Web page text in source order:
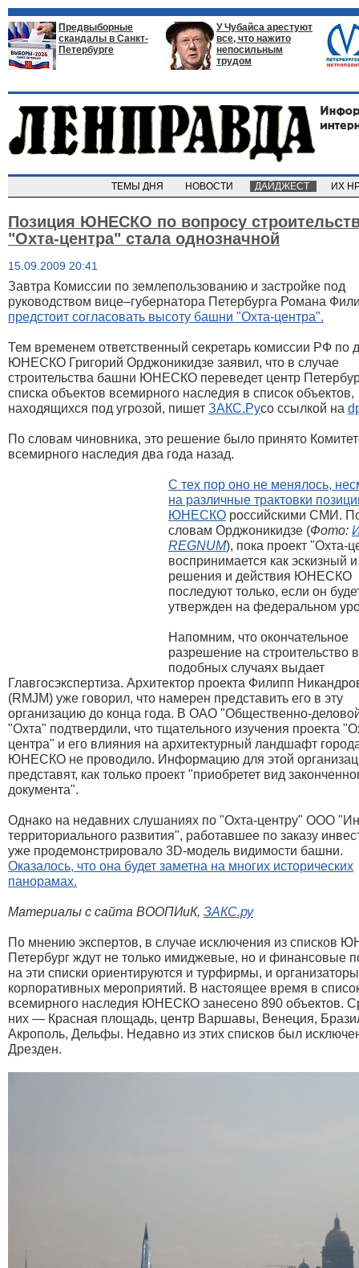
Предвыборные
скандалы в Санкт-
Петербурге
У Чубайса арестуют
все, что нажито
непосильным
трудом
ТЕМЫ ДНЯ НОВОСТИ ДАЙДЖЕСТ ИХ
Позиция ЮНЕСКО по вопросу
"Охта-центра" стала однозначной
15.09.2009 20:41
Завтра Комиссии по землепользованию и застройке под
руководством вице–губернатора Петербурга Романа
предстоит согласовать высоту башни "Охта-центра".
Тем временем ответственный секретарь комиссии РФ по
ЮНЕСКО Григорий Орджоникидзе заявил, что в случае
строительства башни ЮНЕСКО переведет центр
списка объектов всемирного наследия в список объектов,
находящихся под угрозой, пишет ЗАКС.Русо ссылкой на
По словам чиновника, это решение было принято
всемирного наследия два года назад.
С тех пор оно не менялось,
на различные трактовки
ЮНЕСКО российскими СМИ.
словам Орджоникидзе (Фото:
REGNUM), пока проект "Охта-
воспринимается как эскизный
решения и действия ЮНЕСКО
последуют только, если он
утвержден на федеральном
Напомним, что окончательное
разрешение на строительство в
подобных случаях выдает
Главгосэкспертиза. Архитектор проекта Филипп
(RMJM) уже говорил, что намерен представить его в эту
организацию до конца года. В ОАО "Общественно-
"Охта" подтвердили, что тщательного изучения проекта
центра" и его влияния на архитектурный ландшафт
ЮНЕСКО не проводило. Информацию для этой
представят, как только проект "приобретет вид
документа".
Однако на недавних слушаниях по "Охта-центру" ООО
территориального развития", работавшее по заказу
уже продемонстрировало 3D-модель видимости башни.
Оказалось, что она будет заметна на многих исторических
панорамах.
Материалы с сайта ВООПИиК, ЗАКС.ру
По мнению экспертов, в случае исключения из списков
Петербург ждут не только имиджевые, но и финансовые
на эти списки ориентируются и турфирмы, и организаторы
корпоративных мероприятий. В настоящее время в
всемирного наследия ЮНЕСКО занесено 890 объектов.
них — Красная площадь, центр Варшавы, Венеция,
Акрополь, Дельфы. Недавно из этих списков был
Дрезден.